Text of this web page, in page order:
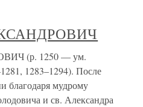
(р. 1250 — ум.
1283–1294). После
благодаря мудрому
и св. Александра